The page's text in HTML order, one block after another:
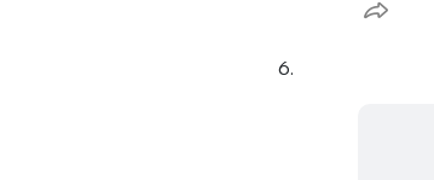
6.